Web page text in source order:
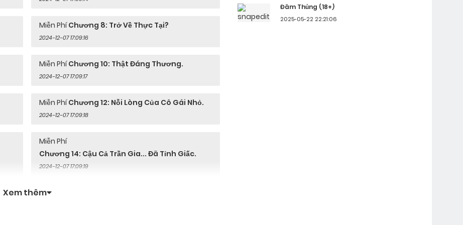
mộng. Dù cho tốt hay xấu cũng là điều chúng ta khao khát ở thế giới thực.Cho
nhưng vẫn cảm thấy rất thật!
Miễn Phí Chương 8: Trở Về Thực Tại?
2024-12-07 17:09:16
Miễn Phí Chương 10: Thật Đáng Thương.
2024-12-07 17:09:17
Miễn Phí Chương 12: Nỗi Lòng Của Cô Gái Nhỏ.
2024-12-07 17:09:18
Miễn Phí
Chương 14: Cậu Cả Trần Gia... Đã Tỉnh Giấc.
2024-12-07 17:09:19
Miễn Phí
Xem thêm
Đâm Thủng (18+)
2025-05-22 22:21:06